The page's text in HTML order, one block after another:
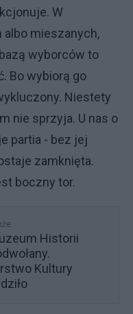
W
mieszanych,
wyborców to
Bo wybiorą go
Niestety
nie sprzyja. U nas o
partia - bez jej
zamknięta.
boczny tor.
Historii
Kultury